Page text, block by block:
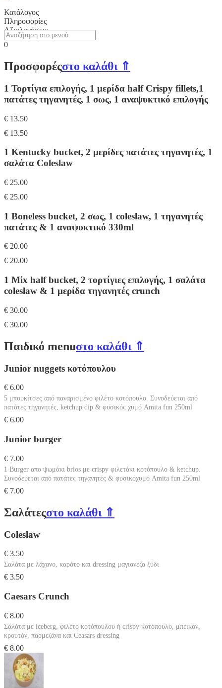
Κατάλογος
Πληροφορίες
Αξιολογήσεις
0
Προσφορέςστο καλάθι ⇑
1 Τορτίγια επιλογής, 1 μερίδα half Crispy fillets,1
πατάτες τηγανητές, 1 σως, 1 αναψυκτικό επιλογής
€ 13.50
€ 13.50
1 Kentucky bucket, 2 μερίδες πατάτες τηγανητές, 1
σαλάτα Coleslaw
€ 25.00
€ 25.00
1 Boneless bucket, 2 σως, 1 coleslaw, 1 τηγανητές
πατάτες & 1 αναψυκτικό 330ml
€ 20.00
€ 20.00
1 Mix half bucket, 2 τορτίγιες επιλογής, 1 σαλάτα
coleslaw & 1 μερίδα τηγανητές crunch
€ 30.00
€ 30.00
Παιδικό menuστο καλάθι ⇑
Junior nuggets κοτόπουλου
€ 6.00
5 μπουκίτσες από παναρισμένο φιλέτο κοτόπουλο. Συνοδεύεται από
πατάτες τηγανητές, ketchup dip & φυσικός χυμό Amita fun 250ml
€ 6.00
Junior burger
€ 7.00
1 Burger απο ψωμάκι brios με crispy φιλετάκι κοτόπουλο & ketchup.
Συνοδεύεται από πατάτες τηγανητές & φυσικόχυμό Amita fun 250ml
€ 7.00
Σαλάτεςστο καλάθι ⇑
Coleslaw
€ 3.50
Σαλάτα με λάχανο, καρότο και dressing μαγιονέζα ξύδι
€ 3.50
Caesars Crunch
€ 8.00
Σαλάτα με iceberg, φιλέτο κοτόπουλου ή crispy κοτόπουλο, μπέικον,
κρουτόν, παρμεζάνα και Ceasars dressing
€ 8.00